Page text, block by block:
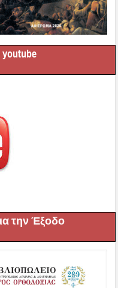
την Έξοδο